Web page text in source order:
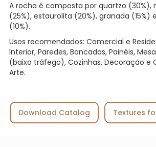
A rocha é composta por quartzo (30%),
(25%), estaurolita (20%), granada (15%)
(10%).
Usos recomendados: Comercial e
Interior, Paredes, Bancadas, Painéis,
(baixo tráfego), Cozinhas, Decoração e
Arte.
Download Catalog Textures